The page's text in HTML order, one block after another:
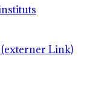
Link)